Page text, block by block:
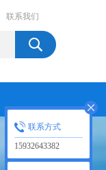
联系我们
联系方式
15932643382